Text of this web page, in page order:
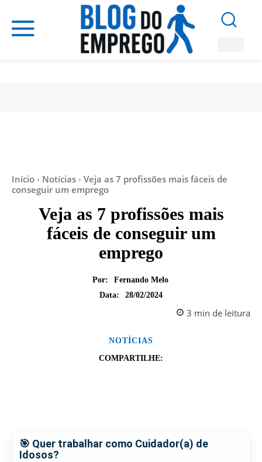
Início Notícias
Veja as 7 profissões mais fáceis de
conseguir um emprego
Veja as 7 profissões mais
fáceis de conseguir um
emprego
Por:
Fernando Melo
Data:
28/02/2024
3 min de leitura
NOTÍCIAS
COMPARTILHE:
🎯 Quer trabalhar como Cuidador(a) de
Idosos?